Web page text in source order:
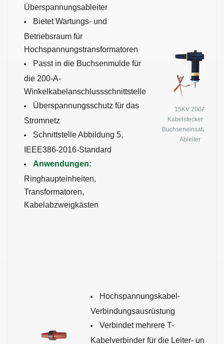
Überspannungsableiter
Bietet Wartungs- und
Betriebsraum für
Hochspannungstransformatoren
Passt in die Buchsenmulde für
die 200-A-
Winkelkabelanschlussschnittstelle
Überspannungsschutz für das
Stromnetz
Schnittstelle Abbildung 5,
IEEE386-2016-Standard
Anwendungen:
Ringhaupteinheiten,
Transformatoren,
Kabelabzweigkästen
15KV 200A
Kabelstecker mit
Buchseneinsatz und
Ableiter
Hochspannungskabel-
Verbindungsausrüstung
Verbindet mehrere T-
Kabelverbinder für die Leiter- und